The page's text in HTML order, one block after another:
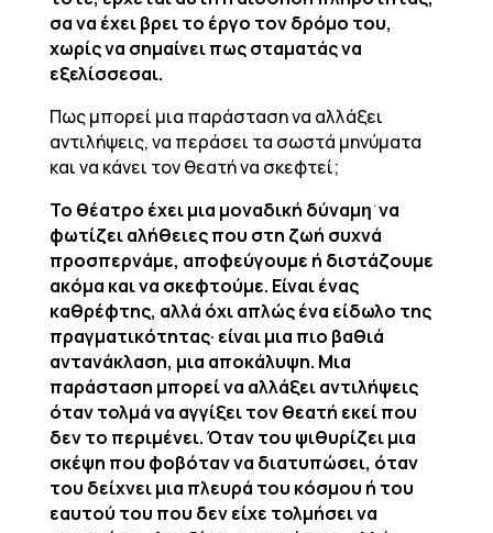
σα να έχει βρει το έργο τον δρόμο του,
χωρίς να σημαίνει πως σταματάς να
εξελίσσεσαι.
Πως μπορεί μια παράσταση να αλλάξει
αντιλήψεις, να περάσει τα σωστά μηνύματα
και να κάνει τον θεατή να σκεφτεί;
Το θέατρο έχει μια μοναδική δύναμη͘ να
φωτίζει αλήθειες που στη ζωή συχνά
προσπερνάμε, αποφεύγουμε ή διστάζουμε
ακόμα και να σκεφτούμε. Είναι ένας
καθρέφτης, αλλά όχι απλώς ένα είδωλο της
πραγματικότητας· είναι μια πιο βαθιά
αντανάκλαση, μια αποκάλυψη. Μια
παράσταση μπορεί να αλλάξει αντιλήψεις
όταν τολμά να αγγίξει τον θεατή εκεί που
δεν το περιμένει. Όταν του ψιθυρίζει μια
σκέψη που φοβόταν να διατυπώσει, όταν
του δείχνει μια πλευρά του κόσμου ή του
εαυτού του που δεν είχε τολμήσει να